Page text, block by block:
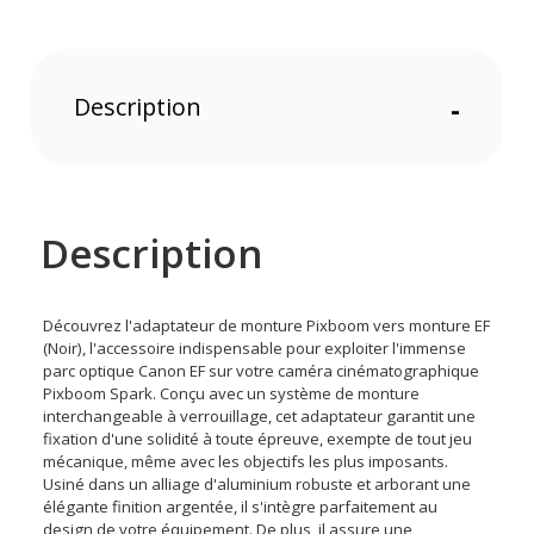
Description -
Description
Découvrez l'adaptateur de monture Pixboom vers monture EF
(Noir), l'accessoire indispensable pour exploiter l'immense
parc optique Canon EF sur votre caméra cinématographique
Pixboom Spark. Conçu avec un système de monture
interchangeable à verrouillage, cet adaptateur garantit une
fixation d'une solidité à toute épreuve, exempte de tout jeu
mécanique, même avec les objectifs les plus imposants.
Usiné dans un alliage d'aluminium robuste et arborant une
élégante finition argentée, il s'intègre parfaitement au
design de votre équipement. De plus, il assure une